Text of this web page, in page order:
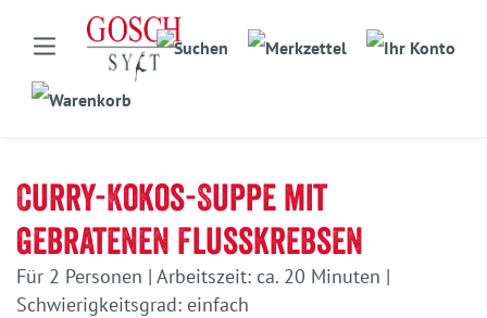
Curry-Kokos-Suppe mit
gebratenen Flusskrebsen
Für 2 Personen | Arbeitszeit: ca. 20 Minuten |
Schwierigkeitsgrad: einfach